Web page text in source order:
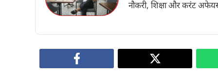
नौकरी, शिक्षा और करंट